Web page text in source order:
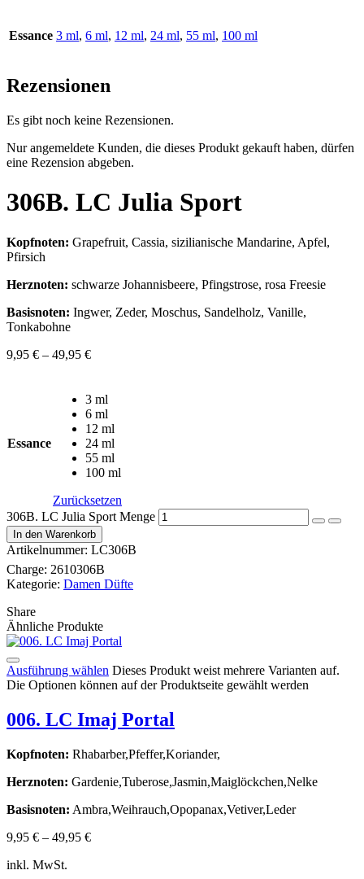
Essance 3 ml, 6 ml, 12 ml, 24 ml, 55 ml, 100 ml
Rezensionen
Es gibt noch keine Rezensionen.
Nur angemeldete Kunden, die dieses Produkt gekauft haben, dürfen
eine Rezension abgeben.
306B. LC Julia Sport
Kopfnoten: Grapefruit, Cassia, sizilianische Mandarine, Apfel,
Pfirsich
Herznoten: schwarze Johannisbeere, Pfingstrose, rosa Freesie
Basisnoten: Ingwer, Zeder, Moschus, Sandelholz, Vanille,
Tonkabohne
9,95 € – 49,95 €
Essance
3 ml
6 ml
12 ml
24 ml
55 ml
100 ml
Zurücksetzen
306B. LC Julia Sport Menge
In den Warenkorb
Artikelnummer: LC306B
Charge: 2610306B
Kategorie: Damen Düfte
Share
Ähnliche Produkte
Ausführung wählen Dieses Produkt weist mehrere Varianten auf.
Die Optionen können auf der Produktseite gewählt werden
006. LC Imaj Portal
Kopfnoten: Rhabarber,Pfeffer,Koriander,
Herznoten: Gardenie,Tuberose,Jasmin,Maiglöckchen,Nelke
Basisnoten: Ambra,Weihrauch,Opopanax,Vetiver,Leder
9,95 € – 49,95 €
inkl. MwSt.